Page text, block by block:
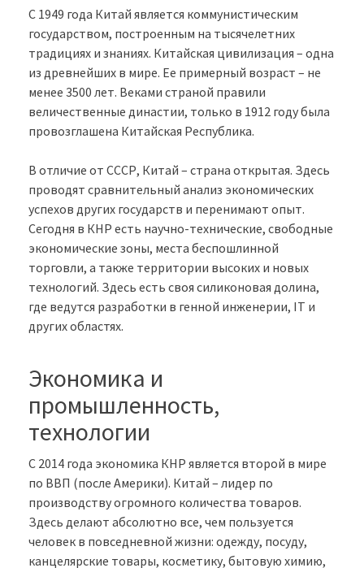
С 1949 года Китай является коммунистическим
государством, построенным на тысячелетних
традициях и знаниях. Китайская цивилизация – одна
из древнейших в мире. Ее примерный возраст – не
менее 3500 лет. Веками страной правили
величественные династии, только в 1912 году была
провозглашена Китайская Республика.
В отличие от СССР, Китай – страна открытая. Здесь
проводят сравнительный анализ экономических
успехов других государств и перенимают опыт.
Сегодня в КНР есть научно-технические, свободные
экономические зоны, места беспошлинной
торговли, а также территории высоких и новых
технологий. Здесь есть своя силиконовая долина,
где ведутся разработки в генной инженерии, IT и
других областях.
Экономика и
промышленность,
технологии
С 2014 года экономика КНР является второй в мире
по ВВП (после Америки). Китай – лидер по
производству огромного количества товаров.
Здесь делают абсолютно все, чем пользуется
человек в повседневной жизни: одежду, посуду,
канцелярские товары, косметику, бытовую химию,